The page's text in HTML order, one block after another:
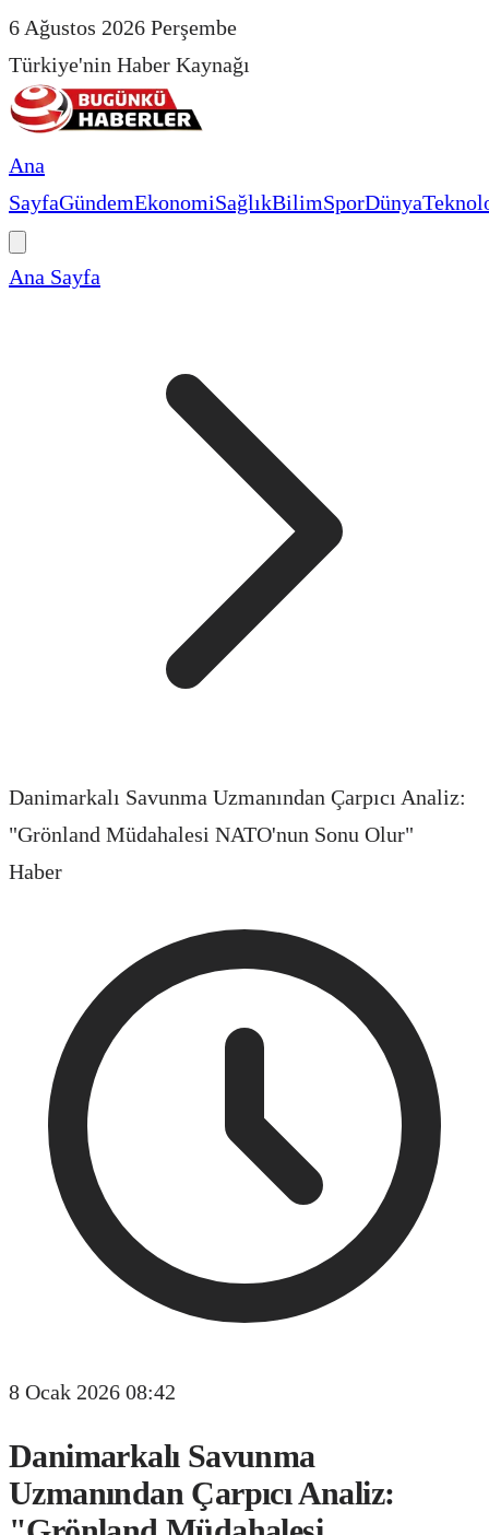
6 Ağustos 2026 Perşembe
Türkiye'nin Haber Kaynağı
Ana
SayfaGündemEkonomiSağlıkBilimSporDünya
Ana Sayfa
Danimarkalı Savunma Uzmanından Çarpıcı Analiz:
"Grönland Müdahalesi NATO'nun Sonu Olur"
Haber
8 Ocak 2026 08:42
Danimarkalı Savunma
Uzmanından Çarpıcı Analiz: